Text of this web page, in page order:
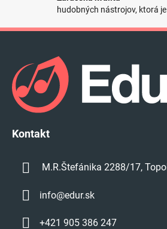
ý
i
u
hudobných nástrojov, ktorá
Kontakt
M.R.Štefánika 2288/17,
info@edur.sk
+421 905 386 247